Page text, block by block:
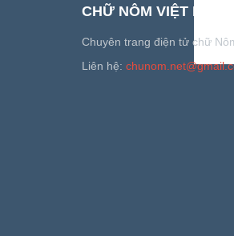
CHỮ NÔM VIỆT NAM
Chuyên trang điện tử chữ
Liên hệ: